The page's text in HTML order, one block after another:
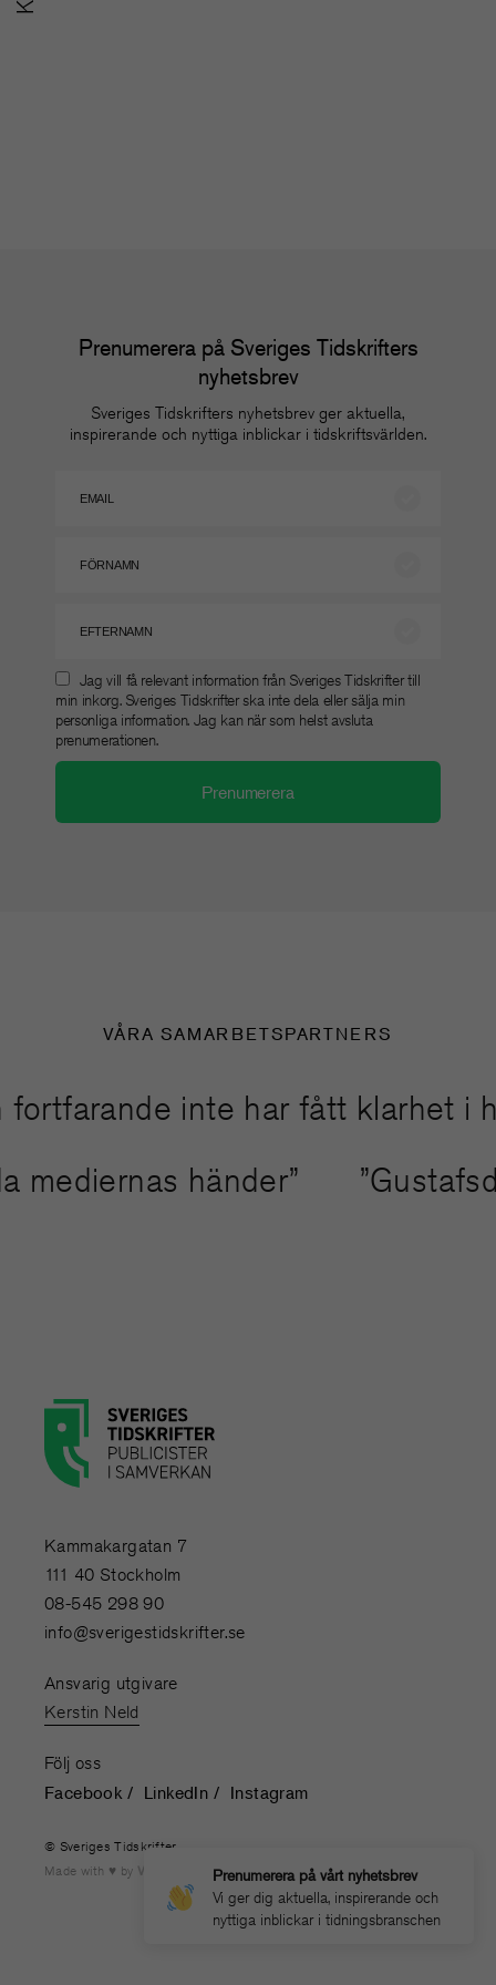
Prenumerera på vårt nyhetsbrev
Vi ger dig aktuella, inspirerande och
nyttiga inblickar i tidningsbranschen
Prenumerera på Sveriges Tidskrifters
nyhetsbrev
Sveriges Tidskrifters nyhetsbrev ger aktuella,
inspirerande och nyttiga inblickar i tidskriftsvärlden.
Jag vill få relevant information från Sveriges Tidskrifter till
min inkorg. Sveriges Tidskrifter ska inte dela eller sälja min
personliga information. Jag kan när som helst avsluta
prenumerationen.
VÅRA SAMARBETSPARTNERS
inte har fått klarhet i
mediernas händer”
Kammakargatan 7
111 40 Stockholm
08-545 298 90
info@sverigestidskrifter.se
Ansvarig utgivare
Kerstin Neld
Följ oss
Facebook LinkedIn Instagram
© Sveriges Tidskrifter
Made with
by WONDERFOUR